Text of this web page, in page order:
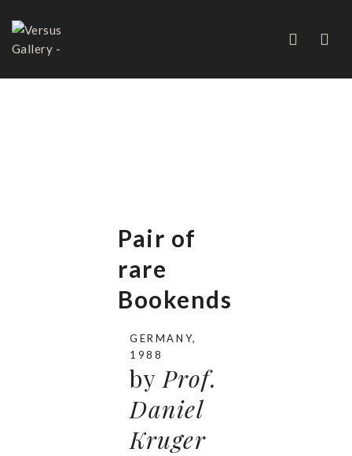
Pair of
rare
Bookends
GERMANY,
1988
byProf.
Daniel
Kruger